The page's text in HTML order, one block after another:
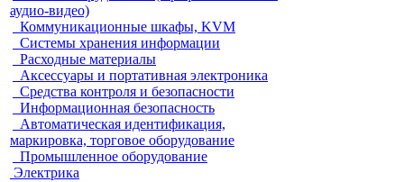
аудио-видео)
Коммуникационные шкафы, KVM
Системы хранения информации
Расходные материалы
Аксессуары и портативная электроника
Средства контроля и безопасности
Информационная безопасность
Автоматическая идентификация,
маркировка, торговое оборудование
Промышленное оборудование
Электрика